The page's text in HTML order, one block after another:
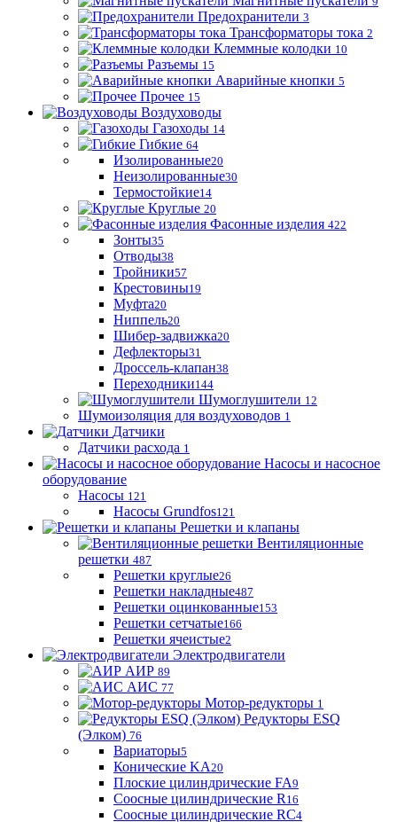
Предохранители 3
Трансформаторы тока 2
Клеммные колодки 10
Разъемы 15
Аварийные кнопки 5
Прочее 15
Воздуховоды
Газоходы 14
Гибкие 64
Изолированные20
Неизолированные30
Термостойкие14
Круглые 20
Фасонные изделия 422
Зонты35
Отводы38
Тройники57
Крестовины19
Муфта20
Ниппель20
Шибер-задвижка20
Дефлекторы31
Дроссель-клапан38
Переходники144
Шумоглушители 12
Шумоизоляция для воздуховодов 1
Датчики
Датчики расхода 1
Насосы и насосное
оборудование
Насосы 121
Насосы Grundfos121
Решетки и клапаны
Вентиляционные
решетки 487
Решетки круглые26
Решетки накладные487
Решетки оцинкованные153
Решетки сетчатые166
Решетки ячеистые2
Электродвигатели
АИР 89
АИС 77
Мотор-редукторы 1
Редукторы ESQ
(Элком) 76
Вариаторы5
Конические KA20
Плоские цилиндрические FA9
Соосные цилиндрические R 16
Соосные цилиндрические RC4